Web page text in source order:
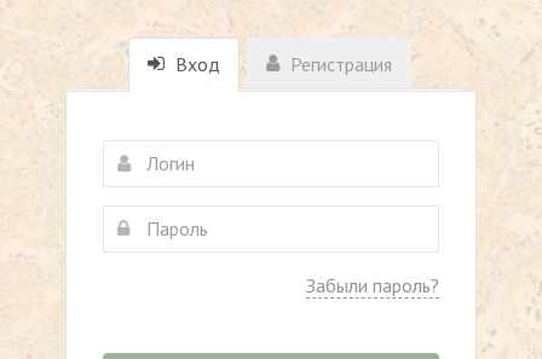
Вход Регистрация
Забыли пароль?